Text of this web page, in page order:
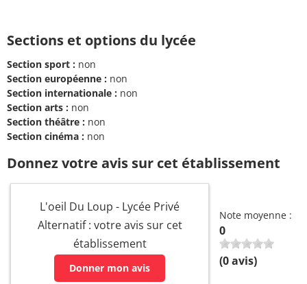
Sections et options du lycée
Section sport : non
Section européenne : non
Section internationale : non
Section arts : non
Section théâtre : non
Section cinéma : non
Donnez votre avis sur cet établissement
L'oeil Du Loup - Lycée Privé
Alternatif : votre avis sur cet
établissement
Donner mon avis
Note moyenne :
0
(0avis)